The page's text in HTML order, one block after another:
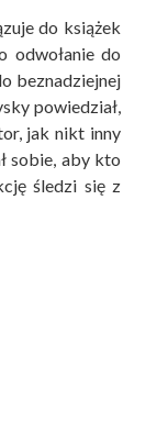
do książek
odwołanie do
beznadziejnej
powiedział,
jak nikt inny
sobie, aby kto
śledzi się z